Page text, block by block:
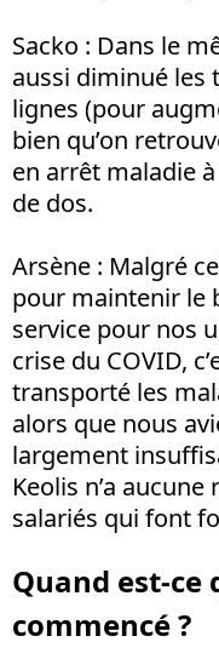
Sacko : Dans le
aussi diminué les
lignes (pour
bien qu’on
en arrêt maladie
de dos.
Arsène : Malgré
pour maintenir le
service pour nos
crise du COVID,
transporté les
alors que nous
largement
Keolis n’a
salariés qui font
Quand est-ce
commencé ?